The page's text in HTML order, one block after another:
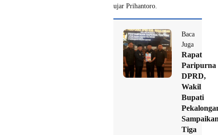
ujar Prihantoro.
Baca
Juga
Rapat
Paripurna
DPRD,
Wakil
Bupati
Tiga